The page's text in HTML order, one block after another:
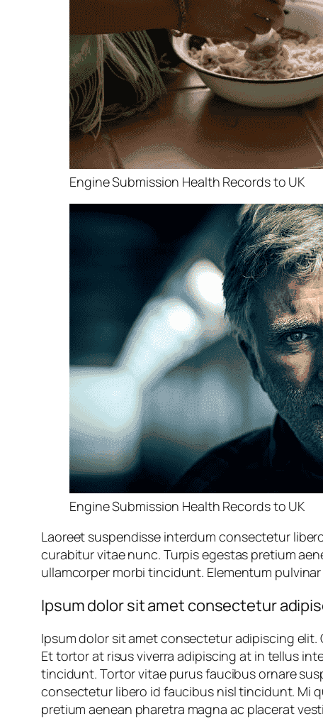
Engine Submission Health Records to UK
Engine Submission Health Records to UK
Laoreet suspendisse interdum consectetur
curabitur vitae nunc. Turpis egestas pretium
ullamcorper morbi tincidunt. Elementum
Ipsum dolor sit amet consectetur
Ipsum dolor sit amet consectetur adipiscing elit.
Et tortor at risus viverra adipiscing at in tellus
tincidunt. Tortor vitae purus faucibus ornare
consectetur libero id faucibus nisl tincidunt. Mi
pretium aenean pharetra magna ac placerat